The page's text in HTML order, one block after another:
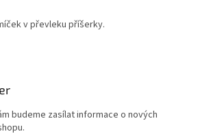
v převleku příšerky.
budeme zasílat informace o nových